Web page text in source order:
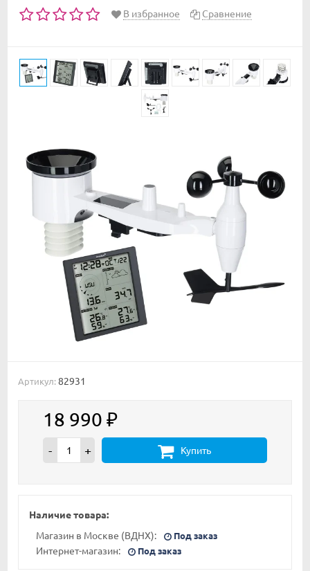
В избранное Сравнение
Артикул: 82931
18 990 ₽
- + Купить
Наличие товара:
Магазин в Москве (ВДНХ):
Под заказ
Интернет-магазин: Под заказ